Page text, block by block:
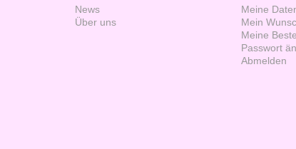
News
Über uns
Meine
Mein
Meine
Passwort
Abmelden